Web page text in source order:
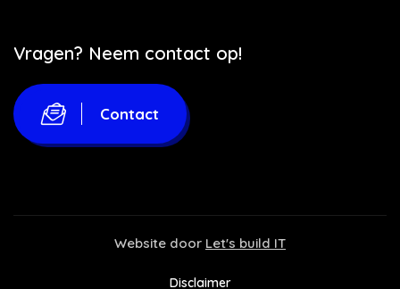
Vragen? Neem contact op!
Contact
Website door Let's build IT
Disclaimer